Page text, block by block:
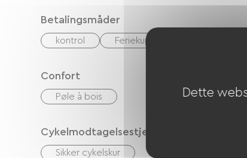
Betalingsmåder
kontrol Feriekuponer (ANCV)
Confort
Pøle à bois
Cykelmodtagelsestjenester
Sikker cykelskur
Dette